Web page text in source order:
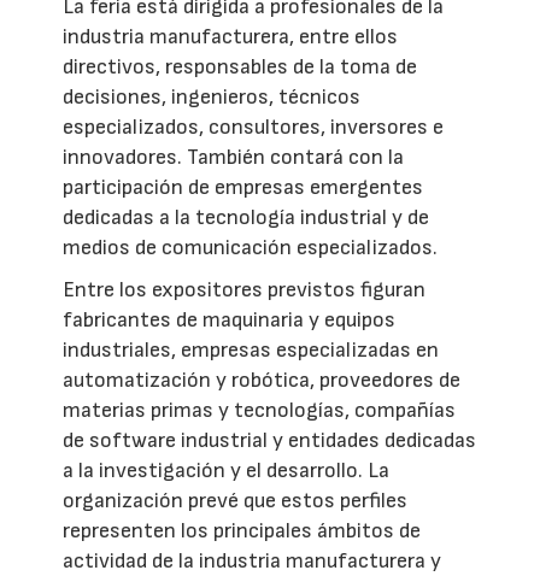
La feria está dirigida a profesionales de la
industria manufacturera, entre ellos
directivos, responsables de la toma de
decisiones, ingenieros, técnicos
especializados, consultores, inversores e
innovadores. También contará con la
participación de empresas emergentes
dedicadas a la tecnología industrial y de
medios de comunicación especializados.
Entre los expositores previstos figuran
fabricantes de maquinaria y equipos
industriales, empresas especializadas en
automatización y robótica, proveedores de
materias primas y tecnologías, compañías
de software industrial y entidades dedicadas
a la investigación y el desarrollo. La
organización prevé que estos perfiles
representen los principales ámbitos de
actividad de la industria manufacturera y